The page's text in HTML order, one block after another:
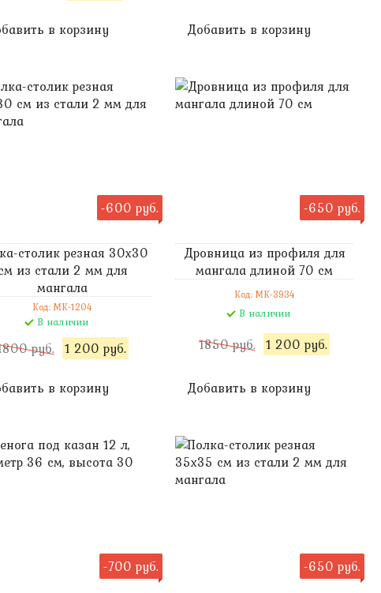
в корзину Добавить в корзину
-600 руб.
столик резная 30х30
из стали 2 мм для
мангала
Код: MK-1204
В наличии
руб. 1 200 руб.
в корзину
-650 руб.
Дровница из профиля для
мангала длиной 70 см
Код: MK-3934
В наличии
1850 руб. 1 200 руб.
Добавить в корзину
-700 руб. -650 руб.